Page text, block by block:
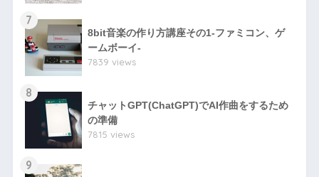
7
8bit音楽の作り方講座その1-ファミコン、ゲ
ームボーイ-
7839 views
8
チャットGPT(ChatGPT)でAI作曲をするため
の準備
7815 views
9